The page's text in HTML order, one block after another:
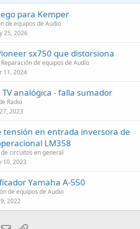
para Kemper
de equipos de Audio
25, 2026
sx750 que distorsiona
Reparación de equipos de Audio
11, 2024
analógica - falla sumador
Radio
2023
tensión en entrada inversora de
LM358
circuitos en general
10, 2023
Yamaha A-550
de equipos de Audio
2022